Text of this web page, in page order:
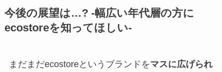
今後の展望は…? -幅広い年代層の方に
ecostoreを知ってほしい-
まだまだecostoreというブランドをマスに広げられ